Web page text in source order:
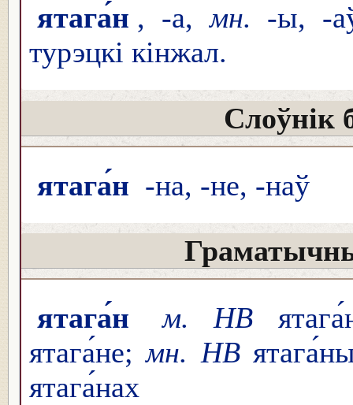
ятага́н , -а,мн. -ы, -
турэцкі кінжал.
Слоўнік
ятага́н -на, -не, -наў
ятага́н м. НВ
ятага́не;мн. НВ
ятага́нах